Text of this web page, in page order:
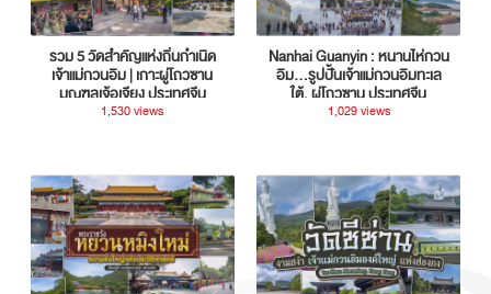
รวม 5 วัดสำคัญแห่งถิ่นกำเนิด
เจ้าแม่กวนอิม | เกาะผู่โถวซาน
มณฑลเจ้อเจียง ประเทศจีน
1,530 views
Nanhai Guanyin : หนานไห่กวน
อิม...รูปปั้นเจ้าแม่กวนอิมทะเล
ใต้, ผู่โถวซาน ประเทศจีน
1,029 views